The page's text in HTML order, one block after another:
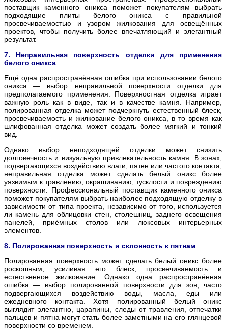
поставщик каменного оникса поможет покупателям выбрать
подходящие плиты белого оникса с правильной
просвечиваемостью и узором жилкования для освещённых
проектов, чтобы получить более впечатляющий и элегантный
результат.
7. Неправильная поверхность отделки для применения
белого оникса
Ещё одна распространённая ошибка при использовании белого
оникса — выбор неправильной поверхности отделки для
предполагаемого применения. Поверхностная отделка играет
важную роль как в виде, так и в качестве камня. Например,
полированная отделка может подчеркнуть естественный блеск,
просвечиваемость и жилкование белого оникса, в то время как
шлифованная отделка может создать более мягкий и тонкий
вид.
Однако выбор неподходящей отделки может снизить
долговечность и визуальную привлекательность камня. В зонах,
подвергающихся воздействию влаги, пятен или частого контакта,
неправильная отделка может сделать белый оникс более
уязвимым к травлению, окрашиванию, тусклости и повреждению
поверхности. Профессиональный поставщик каменного оникса
поможет покупателям выбрать наиболее подходящую отделку в
зависимости от типа проекта, независимо от того, используется
ли камень для облицовки стен, столешниц, заднего освещения
панелей, приёмных столов или люксовых интерьерных
элементов.
8. Полированная поверхность и склонность к пятнам
Полированная поверхность может сделать белый оникс более
роскошным, усиливая его блеск, просвечиваемость и
естественное жилкование. Однако одна распространённая
ошибка — выбор полированной поверхности для зон, часто
подвергающихся воздействию воды, масла, еды или
ежедневного контакта. Хотя полированный белый оникс
выглядит элегантно, царапины, следы от травления, отпечатки
пальцев и пятна могут стать более заметными на его глянцевой
поверхности со временем.